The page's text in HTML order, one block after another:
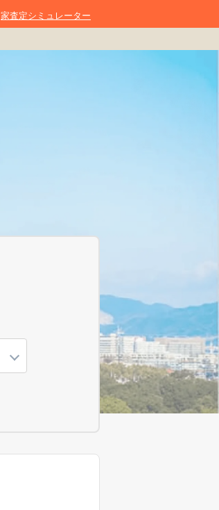
家査定シミュレーター